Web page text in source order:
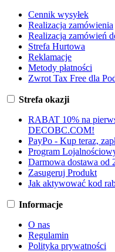
Cennik wysyłek
Realizacja zamówienia
Realizacja zamówień
Strefa Hurtowa
Reklamacje
Metody płatności
Zwrot Tax Free dla
Strefa okazji
RABAT 10% na
DECOBC.COM!
PayPo - Kup teraz,
Program
Darmowa dostawa od
Zasugeruj Produkt
Jak aktywować kod
Informacje
O nas
Regulamin
Polityka prywatności